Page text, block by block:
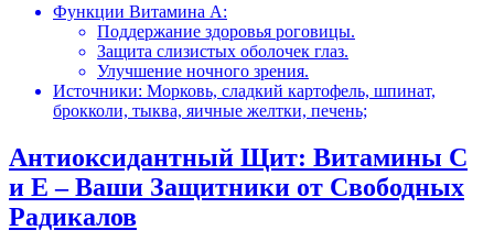
Функции Витамина А:
Поддержание здоровья роговицы.
Защита слизистых оболочек глаз.
Улучшение ночного зрения.
Источники: Морковь, сладкий картофель, шпинат,
брокколи, тыква, яичные желтки, печень;
Антиоксидантный Щит: Витамины C
и E – Ваши Защитники от Свободных
Радикалов